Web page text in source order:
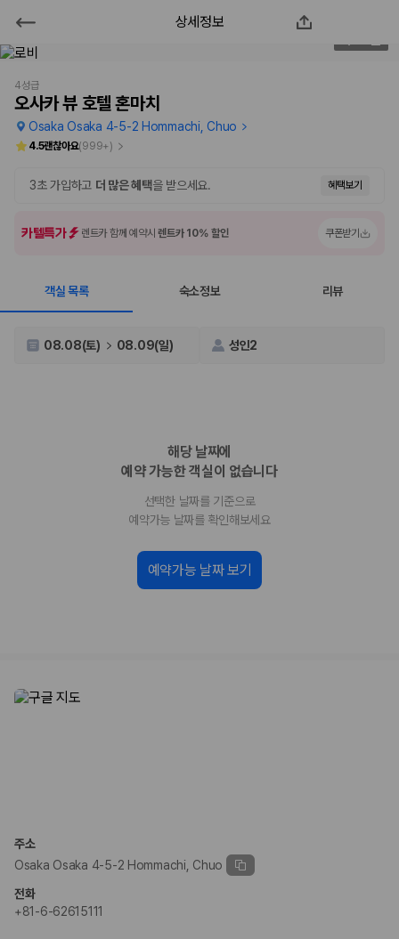
오사카 뷰 호텔 혼마치
2000만 이용고객이 선택한 제주 렌트카 가격비교 플랫폼
제주렌트카 가격비교는 카모아에서 한 번에
제주도 렌트카는 업체마다 차량 가격, 보험 조건, 면책금, 보상 한도, 인수
장소, 취소 규정이 다릅니다. 카모아는 여러 제주 렌트카 업체의 조건을 한
경차, 소형, 준중형, 중형, SUV, 승합차 등 여행
인원에 맞는 차종별 가격을 비교합니다.
제주공항 인수 조건 비교: 셔틀 이동, 인수 위치, 반납 편의성을 함께
비교 후 원하는 차량을 바로 예약할 수 있습니다.
제주렌트카 실시간 가격비교 바로가기
제주렌트카 최저가는 차량 기본요금만으로 판단하기 어렵습니다. 보험 포
수준을 선택할 수 있습니다.
3. 제주공항 접근성과 셔틀 조건을 함께 확인하세요
제주 렌트카는 차량 인수 위치와 셔틀 편의성에 따라 실제 이용 만족도가
상세정보
4성급
오사카 뷰 호텔 혼마치
Osaka Osaka 4-5-2 Hommachi, Chuo
4.5괜찮아요(999+)
3초 가입하고 더 많은 혜택을 받으세요. 혜택보기
카텔특가 렌트카 함께 예약시렌트카 10% 할인 쿠폰받기
객실 목록 숙소정보 리뷰
08.08(토) 08.09(일) 성인2
해당 날짜에
예약 가능한 객실이 없습니다
선택한 날짜를 기준으로
예약가능 날짜를 확인해보세요
예약가능 날짜 보기
주소
Osaka Osaka 4-5-2 Hommachi, Chuo
전화
+81-6-62615111